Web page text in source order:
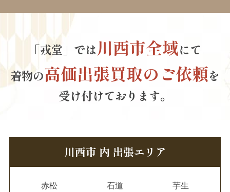
「戎堂」では川西市全域にて
着物の高価出張買取のご依頼を
受け付けております。
川西市 内 出張エリア
赤松 石道 芋生